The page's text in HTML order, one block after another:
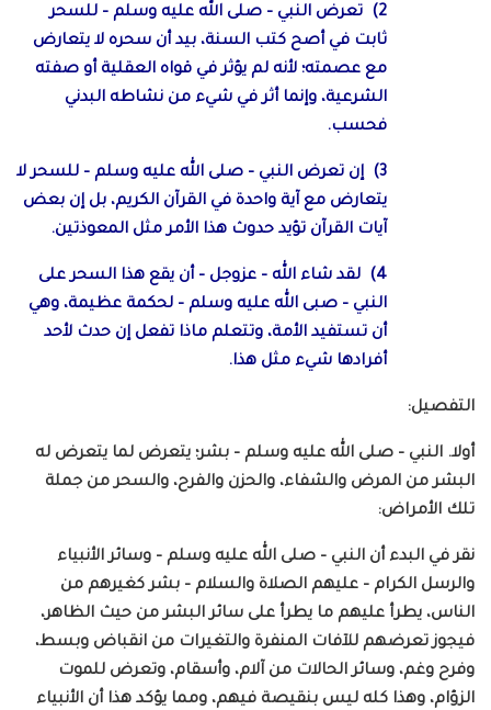
2) تعرض النبي – صلى الله عليه وسلم – للسحر
ثابت في أصح كتب السنة، بيد أن سحره لا يتعارض
مع عصمته؛ لأنه لم يؤثر في قواه العقلية أو صفته
الشرعية، وإنما أثر في شيء من نشاطه البدني
فحسب.
3) إن تعرض النبي – صلى الله عليه وسلم – للسحر لا
يتعارض مع آية واحدة في القرآن الكريم، بل إن بعض
آيات القرآن تؤيد حدوث هذا الأمر مثل المعوذتين.
4) لقد شاء الله – عزوجل – أن يقع هذا السحر على
النبي – صبى الله عليه وسلم – لحكمة عظيمة، وهي
أن تستفيد الأمة، وتتعلم ماذا تفعل إن حدث لأحد
أفرادها شيء مثل هذا.
التفصيل:
أولا. النبي – صلى الله عليه وسلم – بشر؛ يتعرض لما يتعرض له
البشر من المرض والشفاء، والحزن والفرح، والسحر من جملة
تلك الأمراض:
نقر في البدء أن النبي – صلى الله عليه وسلم – وسائر الأنبياء
والرسل الكرام – عليهم الصلاة والسلام – بشر كغيرهم من
الناس، يطرأ عليهم ما يطرأ على سائر البشر من حيث الظاهر،
فيجوز تعرضهم للآفات المنفرة والتغيرات من انقباض وبسط،
وفرح وغم، وسائر الحالات من آلام، وأسقام، وتعرض للموت
الزؤام، وهذا كله ليس بنقيصة فيهم، ومما يؤكد هذا أن الأنبياء